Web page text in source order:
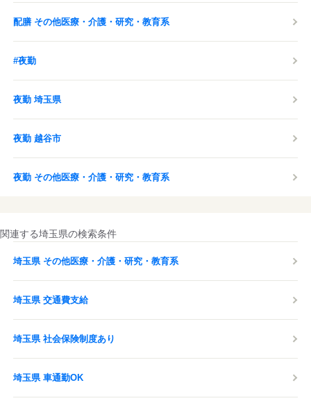
配膳 その他医療・介護・研究・教育系
#夜勤
夜勤 埼玉県
夜勤 越谷市
夜勤 その他医療・介護・研究・教育系
関連する埼玉県の検索条件
埼玉県 その他医療・介護・研究・教育系
埼玉県 交通費支給
埼玉県 社会保険制度あり
埼玉県 車通勤OK